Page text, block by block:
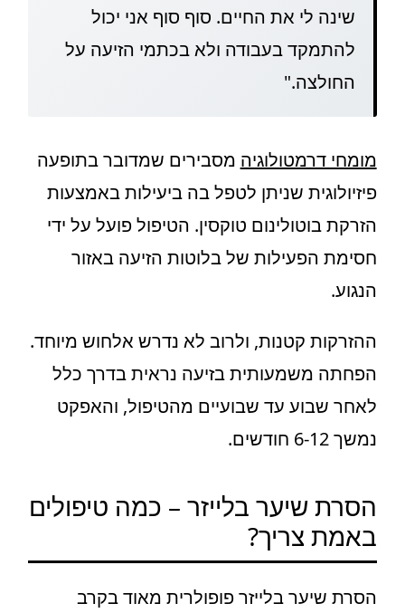
שינה לי את החיים. סוף סוף אני יכול
להתמקד בעבודה ולא בכתמי הזיעה על
החולצה."
מומחי דרמטולוגיה מסבירים שמדובר בתופעה
פיזיולוגית שניתן לטפל בה ביעילות באמצעות
הזרקת בוטולינום טוקסין. הטיפול פועל על ידי
חסימת הפעילות של בלוטות הזיעה באזור
הנגוע.
ההזרקות קטנות, ולרוב לא נדרש אלחוש מיוחד.
הפחתה משמעותית בזיעה נראית בדרך כלל
לאחר שבוע עד שבועיים מהטיפול, והאפקט
נמשך 6-12 חודשים.
הסרת שיער בלייזר – כמה טיפולים
באמת צריך?
הסרת שיער בלייזר פופולרית מאוד בקרב